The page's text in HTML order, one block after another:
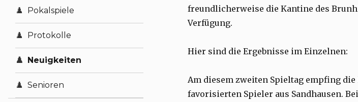
Datenschutz
Pokalspiele
Protokolle
Neuigkeiten
Senioren
freundlicherweise die Kantine des
Verfügung.
Hier sind die Ergebnisse im Einzelnen:
Am diesem zweiten Spieltag empfing die
favorisierten Spieler aus Sandhausen.